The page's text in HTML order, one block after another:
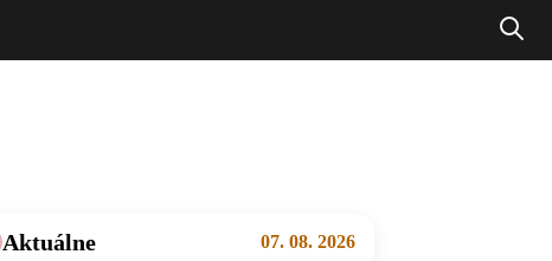
Aktuálne 07. 08. 2026